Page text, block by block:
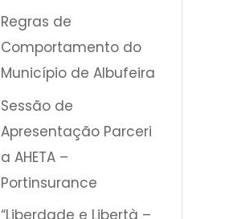
Regras de
Comportamento do
Município de Albufeira
Sessão de
Apresentação Parceri
a AHETA –
Portinsurance